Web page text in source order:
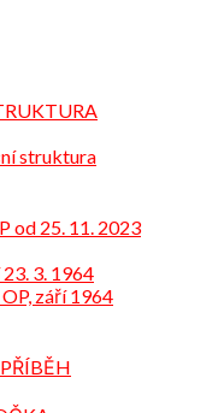
struktura
od 25. 11. 2023
3. 1964
září 1964